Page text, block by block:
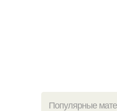
Популярные